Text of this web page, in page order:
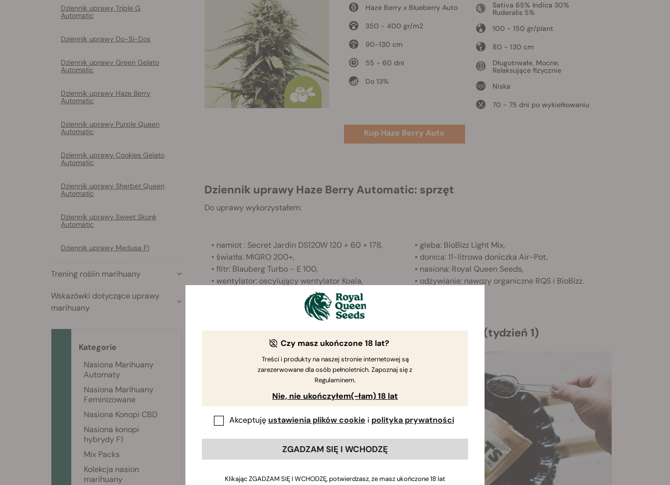
Haze Berry x Blueberry Auto
350 - 400 gr/m2
90-130 cm
55 - 60 dni
Do 13%
Sativa 65% Indica 30%
Ruderalis 5%
100 - 150 gr/plant
80 - 130 cm
Długotrwałe, Mocne,
Relaksujące fizycznie
Niska
70 - 75 dni po wykiełkowaniu
Kup Haze Berry Auto
Dziennik uprawy Haze Berry Automatic: sprzęt
Do uprawy wykorzystałem:
• namiot : Secret Jardin DS120W 120 × 60 × 178,
• światła: MIGRO 200+,
• filtr: Blauberg Turbo - E 100,
• wentylator: oscylujący wentylator Koala,
• gleba: BioBizz Light Mix,
• donica: 11-litrowa doniczka Air-Pot,
• nasiona: Royal Queen Seeds,
• odżywianie: nawozy organiczne RQS i BioBizz.
Dziennik uprawy Haze Berry Automatic: etap siewki (tydzień 1)
Dziennik uprawy Triple G
Automatic
Dziennik uprawy Do-Si-Dos
Dziennik uprawy Green Gelato
Automatic
Dziennik uprawy Haze Berry
Automatic
Dziennik uprawy Purple Queen
Automatic
Dziennik uprawy Cookies Gelato
Automatic
Dziennik uprawy Sherbet Queen
Automatic
Dziennik uprawy Sweet Skunk
Automatic
Dziennik uprawy Medusa F1
Trening roślin marihuany
Wskazówki dotyczące uprawy
marihuany
Kategorie
Nasiona Marihuany
Automaty
Nasiona Marihuany
Feminizowane
Nasiona Konopi CBD
Nasiona konopi
hybrydy F1
Mix Packs
Kolekcja nasion
marihuany
Czy masz ukończone 18 lat?
Treści i produkty na naszej stronie internetowej są
zarezerwowane dla osób pełnoletnich. Zapoznaj się z
Regulaminem.
Nie, nie ukończyłem(-łam) 18 lat
Akceptuję ustawienia plików cookie i polityka prywatności
ZGADZAM SIĘ I WCHODZĘ
Klikając ZGADZAM SIĘ I WCHODZĘ, potwierdzasz, że masz ukończone 18 lat